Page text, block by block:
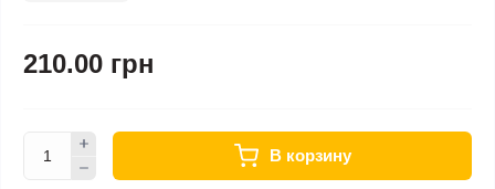
210.00 грн
В корзину